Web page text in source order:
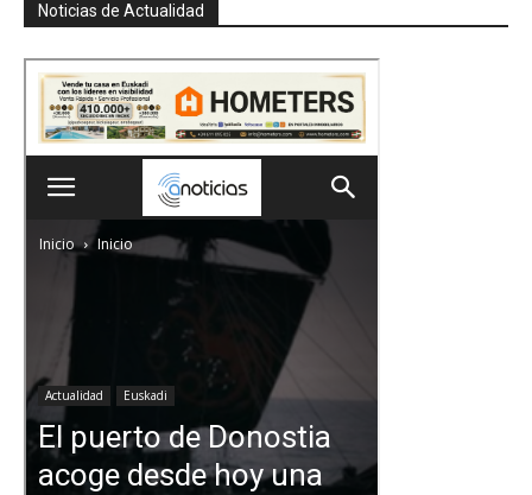
Noticias de Actualidad